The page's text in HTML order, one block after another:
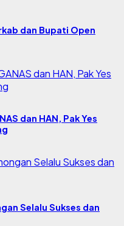
dan Bupati Open
dan HAN, Pak Yes
Selalu Sukses dan